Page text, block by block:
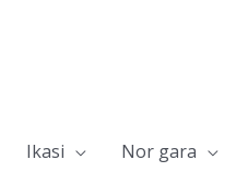
Ikasi Nor gara